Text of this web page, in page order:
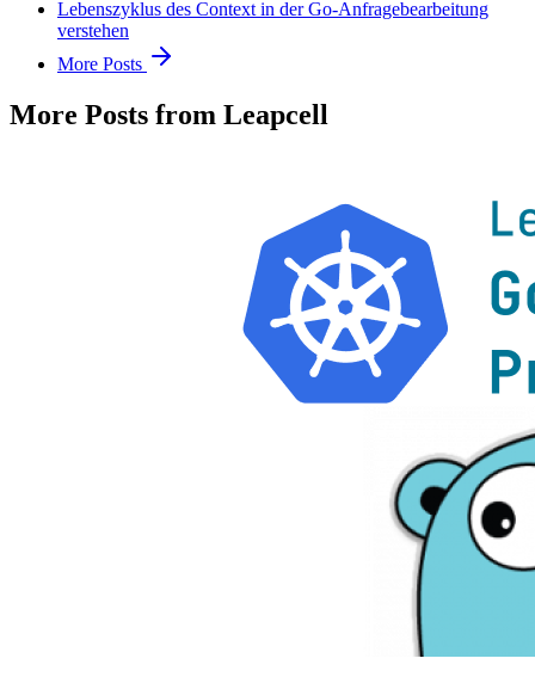
Lebenszyklus des Context in der Go-Anfragebearbeitung
verstehen
More Posts
More Posts from Leapcell